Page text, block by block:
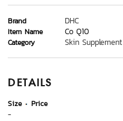
Brand DHC
Item Name Co Q10
Category Skin Supplement
DETAILS
Size
Price
-